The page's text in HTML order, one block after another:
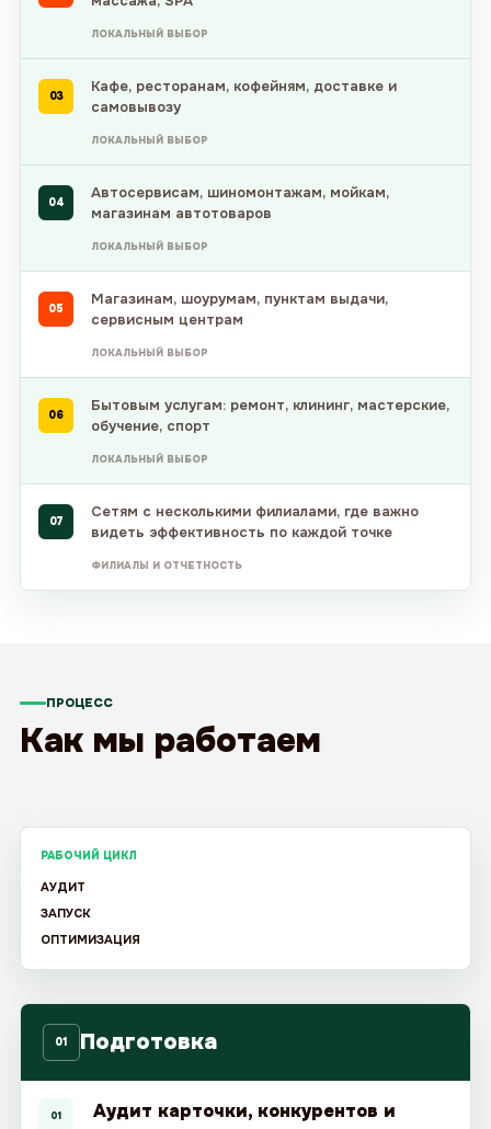
ЛОКАЛЬНЫЙ ВЫБОР
03
Кафе, ресторанам, кофейням, доставке и
самовывозу
ЛОКАЛЬНЫЙ ВЫБОР
04
Автосервисам, шиномонтажам, мойкам,
магазинам автотоваров
ЛОКАЛЬНЫЙ ВЫБОР
05
Магазинам, шоурумам, пунктам выдачи,
сервисным центрам
ЛОКАЛЬНЫЙ ВЫБОР
06
Бытовым услугам: ремонт, клининг, мастерские,
обучение, спорт
ЛОКАЛЬНЫЙ ВЫБОР
07
Сетям с несколькими филиалами, где важно
видеть эффективность по каждой точке
ФИЛИАЛЫ И ОТЧЕТНОСТЬ
ПРОЦЕСС
Как мы работаем
РАБОЧИЙ ЦИКЛ
АУДИТ
ЗАПУСК
ОПТИМИЗАЦИЯ
01 Подготовка
01
Аудит карточки, конкурентов и